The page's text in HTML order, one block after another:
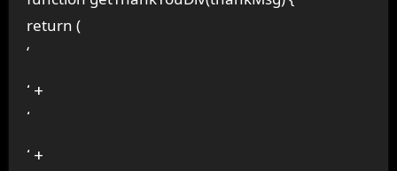
return (
‘
‘ +
‘
‘ +